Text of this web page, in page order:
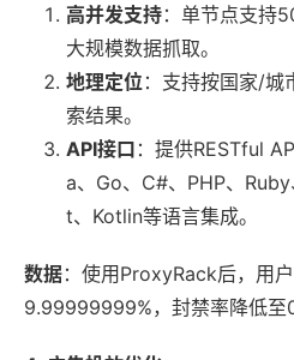
高并发支持：单节点支持
大规模数据抓取。
地理定位 ：支持按国家/城
索结果。
API接口 ：提供RESTful
a、Go、C#、PHP、
t、Kotlin等语言集成。
数据：使用ProxyRack后，用
9.99999999%，封禁率降低至